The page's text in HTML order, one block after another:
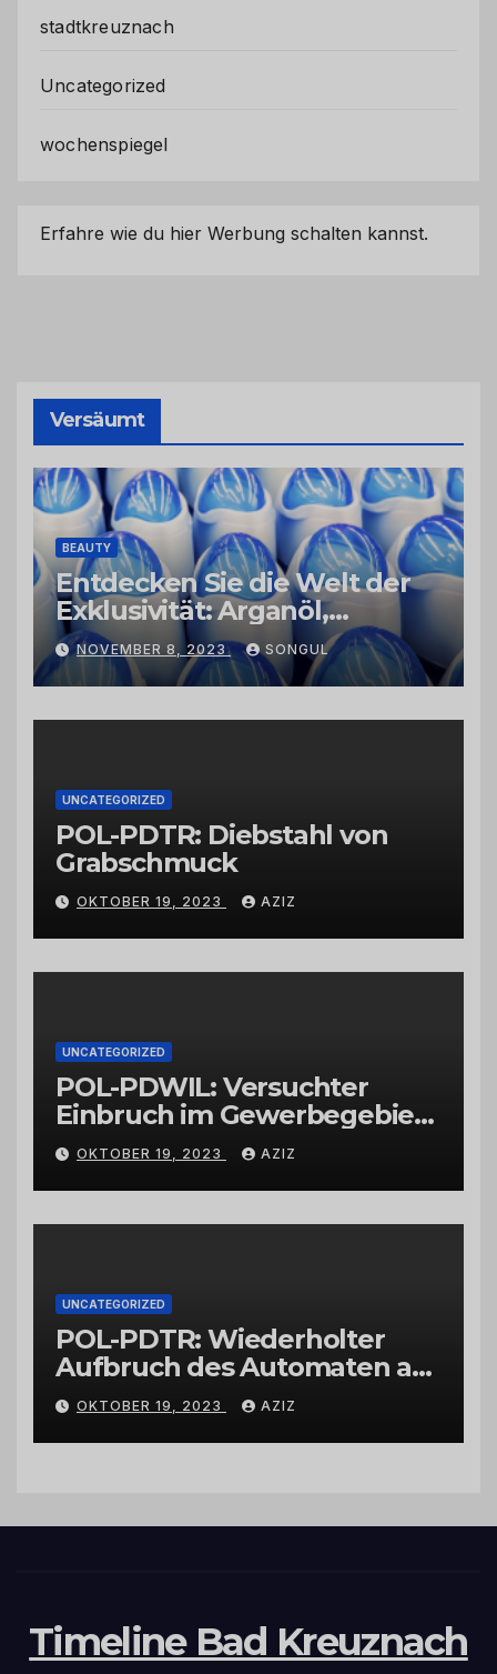
stadtkreuznach
Uncategorized
wochenspiegel
Erfahre wie du hier Werbung schalten kannst.
Versäumt
BEAUTY
Entdecken Sie die Welt der
Exklusivität: Arganöl,
Kaktusfeigenkernöl und
Schwarzkümmelöl von
vertrauenswürdigen
Großhändlern und Anbietern
NOVEMBER 8, 2023 SONGUL
UNCATEGORIZED
POL-PDTR: Diebstahl von
Grabschmuck
OKTOBER 19, 2023 AZIZ
UNCATEGORIZED
POL-PDWIL: Versuchter
Einbruch im Gewerbegebiet
Wittlich
OKTOBER 19, 2023 AZIZ
UNCATEGORIZED
POL-PDTR: Wiederholter
Aufbruch des Automaten am
Wohnmobilstellplatz in
Hermeskeil am Labachweg
OKTOBER 19, 2023 AZIZ
Timeline Bad Kreuznach